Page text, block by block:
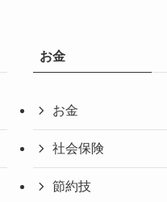
お金
お金
社会保険
節約技